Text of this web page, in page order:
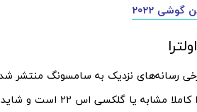
2022
رسانه‌های نزدیک به سامسونگ منتشر